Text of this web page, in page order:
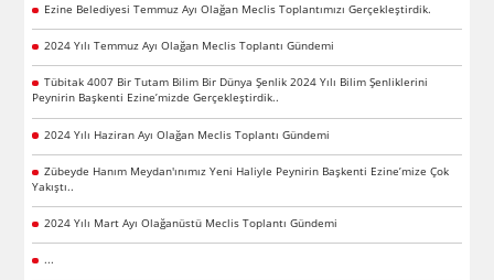
Ezine Belediyesi Temmuz Ayı Olağan Meclis Toplantımızı Gerçekleştirdik.
2024 Yılı Temmuz Ayı Olağan Meclis Toplantı Gündemi
Tübitak 4007 Bir Tutam Bilim Bir Dünya Şenlik 2024 Yılı Bilim Şenliklerini
Peynirin Başkenti Ezine’mizde Gerçekleştirdik..
2024 Yılı Haziran Ayı Olağan Meclis Toplantı Gündemi
Zübeyde Hanım Meydan'ınımız Yeni Haliyle Peynirin Başkenti Ezine’mize Çok
Yakıştı..
2024 Yılı Mart Ayı Olağanüstü Meclis Toplantı Gündemi
...